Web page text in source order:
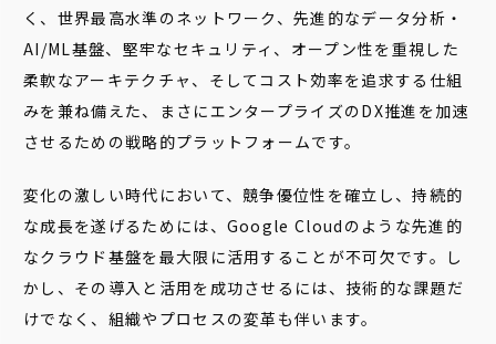
く、世界最高水準のネットワーク、先進的なデータ分析・
AI/ML基盤、堅牢なセキュリティ、オープン性を重視した
柔軟なアーキテクチャ、そしてコスト効率を追求する仕組
みを兼ね備えた、まさにエンタープライズのDX推進を加速
させるための戦略的プラットフォームです。
変化の激しい時代において、競争優位性を確立し、持続的
な成長を遂げるためには、Google Cloudのような先進的
なクラウド基盤を最大限に活用することが不可欠です。し
かし、その導入と活用を成功させるには、技術的な課題だ
けでなく、組織やプロセスの変革も伴います。